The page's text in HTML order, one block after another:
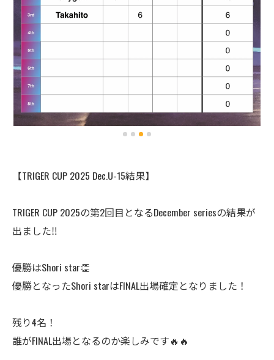
【TRIGER CUP 2025 Dec.U-15結果】
TRIGER CUP 2025の第2回目となるDecember seriesの結果が
出ました‼️
優勝はShori star👏
優勝となったShori starはFINAL出場確定となりました！
残り4名！
誰がFINAL出場となるのか楽しみです🔥🔥